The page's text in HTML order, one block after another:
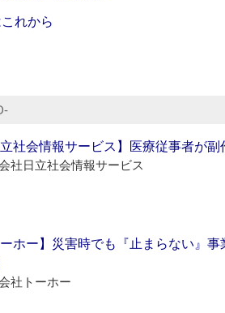
れから
立社会情報サービス】医療従事者が
社日立社会情報サービス
ーホー】災害時でも『止まらない』
社トーホー